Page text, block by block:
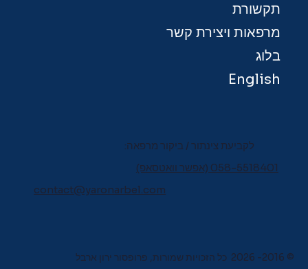
תקשורת
מרפאות ויצירת קשר
בלוג
English
לקביעת צינתור / ביקור מרפאה:
058-5518401 (אפשר וואטסאפ)
contact@yaronarbel.com
© 2016- 2026 כל הזכויות שמורות, פרופסור ירון ארבל